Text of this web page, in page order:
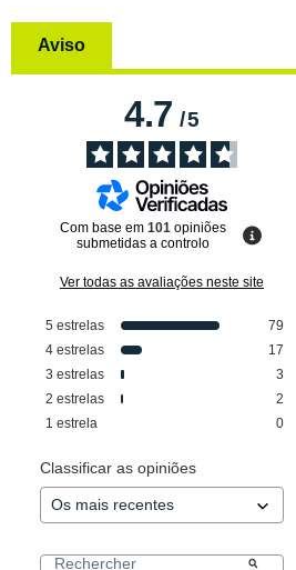
Aviso
4.7/5
Com base em 101 opiniões
submetidas a controlo
Ver todas as avaliações neste site
5 estrelas
79
4 estrelas
17
3 estrelas
3
2 estrelas
2
1 estrela 0
Classificar as opiniões